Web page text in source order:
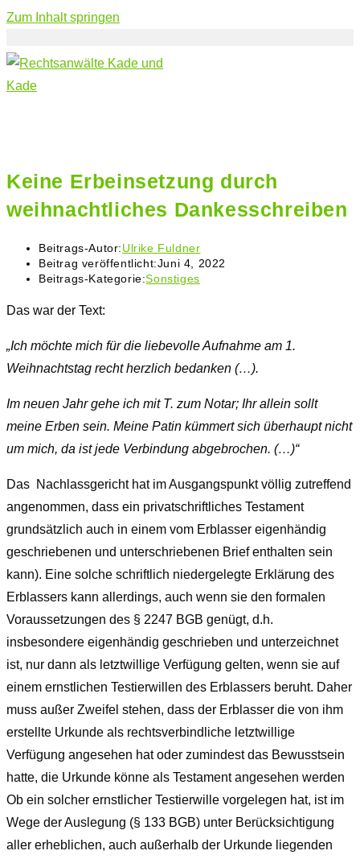
Zum Inhalt springen
Keine Erbeinsetzung durch
weihnachtliches Dankesschreiben
Beitrags-Autor:Ulrike Fuldner
Beitrag veröffentlicht:Juni 4, 2022
Beitrags-Kategorie:Sonstiges
Das war der Text:
„Ich möchte mich für die liebevolle Aufnahme am 1.
Weihnachtstag recht herzlich bedanken (…).
Im neuen Jahr gehe ich mit T. zum Notar; Ihr allein sollt
meine Erben sein. Meine Patin kümmert sich überhaupt nicht
um mich, da ist jede Verbindung abgebrochen. (…)“
Das Nachlassgericht hat im Ausgangspunkt völlig zutreffend
angenommen, dass ein privatschriftliches Testament
grundsätzlich auch in einem vom Erblasser eigenhändig
geschriebenen und unterschriebenen Brief enthalten sein
kann). Eine solche schriftlich niedergelegte Erklärung des
Erblassers kann allerdings, auch wenn sie den formalen
Voraussetzungen des § 2247 BGB genügt, d.h.
insbesondere eigenhändig geschrieben und unterzeichnet
ist, nur dann als letztwillige Verfügung gelten, wenn sie auf
einem ernstlichen Testierwillen des Erblassers beruht. Daher
muss außer Zweifel stehen, dass der Erblasser die von ihm
erstellte Urkunde als rechtsverbindliche letztwillige
Verfügung angesehen hat oder zumindest das Bewusstsein
hatte, die Urkunde könne als Testament angesehen werden
Ob ein solcher ernstlicher Testierwille vorgelegen hat, ist im
Wege der Auslegung (§ 133 BGB) unter Berücksichtigung
aller erheblichen, auch außerhalb der Urkunde liegenden